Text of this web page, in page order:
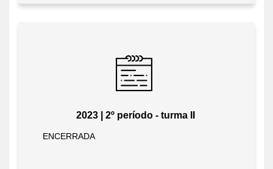
2023 | 2º período - turma II
ENCERRADA